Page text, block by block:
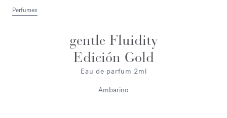
Perfumes
gentle Fluidity
Edición Gold
Eau de parfum 2ml
Ambarino